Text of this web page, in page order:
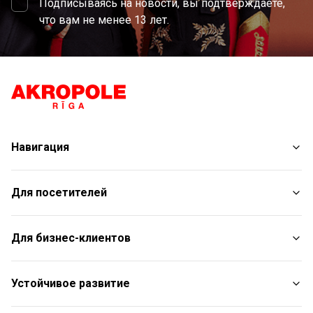
Подписываясь на новости, вы подтверждаете,
что вам не менее 13 лет.
Навигация
Магазины
Услуги
Развлечения
Рестораны
Для посетителей
План торгового центра
С животными
Контакты
Aкции
Подарочная карта
Для бизнес-клиентов
Контакты
Подарочная карта для юридических лиц
Устойчивое развитие